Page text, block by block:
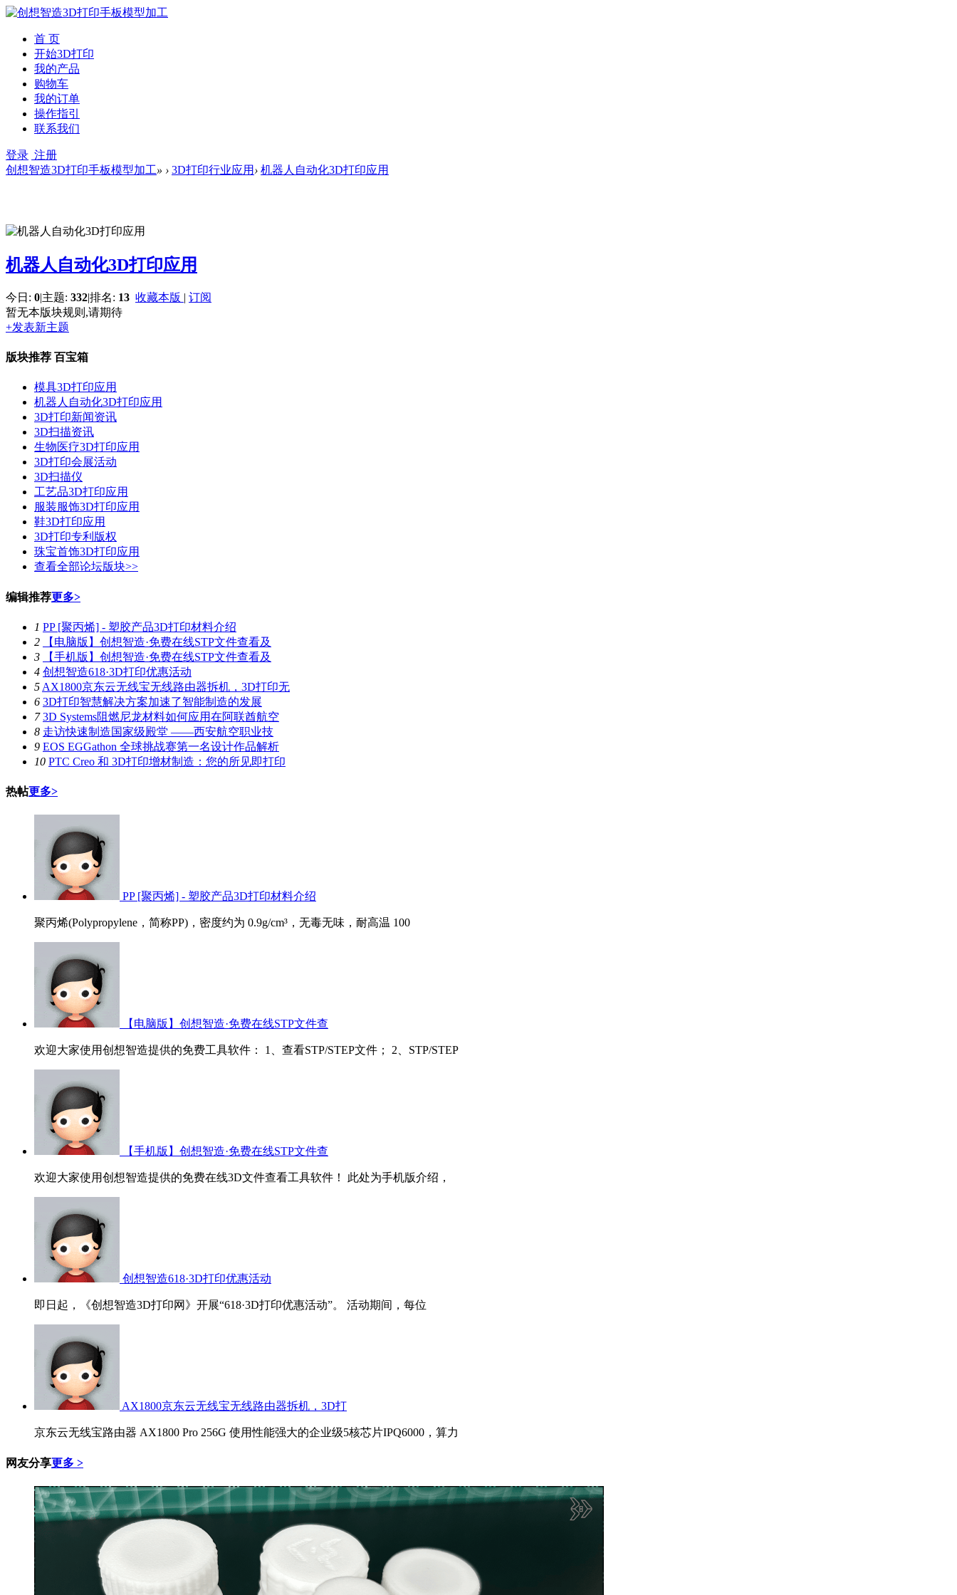
首 页
开始3D打印
我的产品
购物车
我的订单
操作指引
联系我们
登录 注册
创想智造3D打印手板模型加工» › 3D打印行业应用 › 机器人自动化3D打印应用
机器人自动化3D打印应用
今日: 0|主题: 332|排名: 13 收藏本版 | 订阅
暂无本版块规则,请期待
+发表新主题
版块推荐 百宝箱
模具3D打印应用
机器人自动化3D打印应用
3D打印新闻资讯
3D扫描资讯
生物医疗3D打印应用
3D打印会展活动
3D扫描仪
工艺品3D打印应用
服装服饰3D打印应用
鞋3D打印应用
3D打印专利版权
珠宝首饰3D打印应用
查看全部论坛版块>>
编辑推荐更多>
1 PP [聚丙烯] - 塑胶产品3D打印材料介绍
2
【电脑版】创想智造·免费在线STP文件查看及
3
【手机版】创想智造·免费在线STP文件查看及
4 创想智造618·3D打印优惠活动
5 AX1800京东云无线宝无线路由器拆机，3D打印无
6 3D打印智慧解决方案加速了智能制造的发展
7 3D Systems阻燃尼龙材料如何应用在阿联酋航空
8 走访快速制造国家级殿堂 ——西安航空职业技
9 EOS EGGathon 全球挑战赛第一名设计作品解析
10 PTC Creo 和 3D打印增材制造：您的所见即打印
热帖更多>
PP [聚丙烯] - 塑胶产品3D打印材料介绍
聚丙烯(Polypropylene，简称PP)，密度约为 0.9g/cm³，无毒无味，耐高温 100
【电脑版】创想智造·免费在线STP文件查
欢迎大家使用创想智造提供的免费工具软件： 1、查看STP/STEP文件； 2、STP/STEP
【手机版】创想智造·免费在线STP文件查
欢迎大家使用创想智造提供的免费在线3D文件查看工具软件！ 此处为手机版介绍，
创想智造618·3D打印优惠活动
即日起，《创想智造3D打印网》开展“618·3D打印优惠活动”。 活动期间，每位
AX1800京东云无线宝无线路由器拆机，3D打
京东云无线宝路由器 AX1800 Pro 256G 使用性能强大的企业级5核芯片IPQ6000，算力
网友分享更多 >